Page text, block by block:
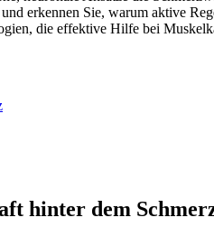
erkennen Sie, warum aktive
die effektive Hilfe bei
hinter dem